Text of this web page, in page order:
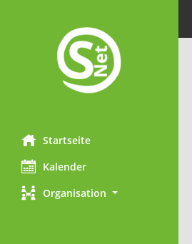
Startseite
Kalender
Organisation